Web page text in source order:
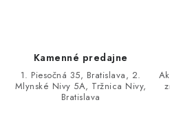
Kamenné predajne
1. Piesočná 35, Bratislava, 2.
Mlynské Nivy 5A, Tržnica Nivy,
Bratislava